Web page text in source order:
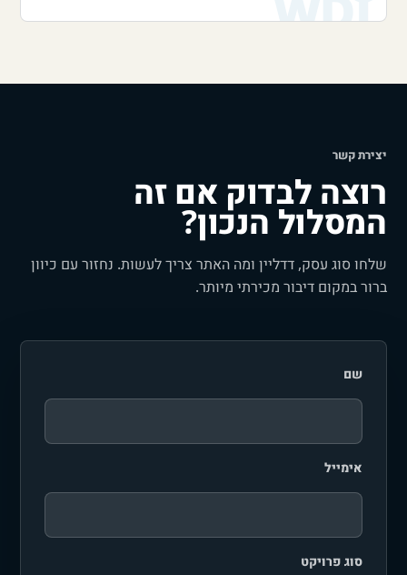
יצירת קשר
רוצה לבדוק אם זה
המסלול הנכון?
שלחו סוג עסק, דדליין ומה האתר צריך לעשות. נחזור עם כיוון
ברור במקום דיבור מכירתי מיותר.
שם
אימייל
סוג פרויקט